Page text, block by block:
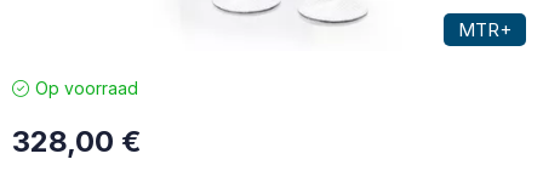
MTR+
Op voorraad
328,00 €